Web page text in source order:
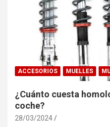
ACCESORIOS MUELLES
¿Cuánto cuesta
coche?
28/03/2024